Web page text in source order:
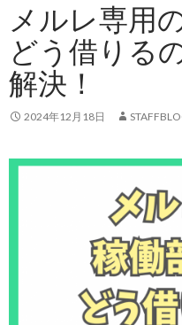
メルレ専用
どう借りる
解決！
2024年12月18日